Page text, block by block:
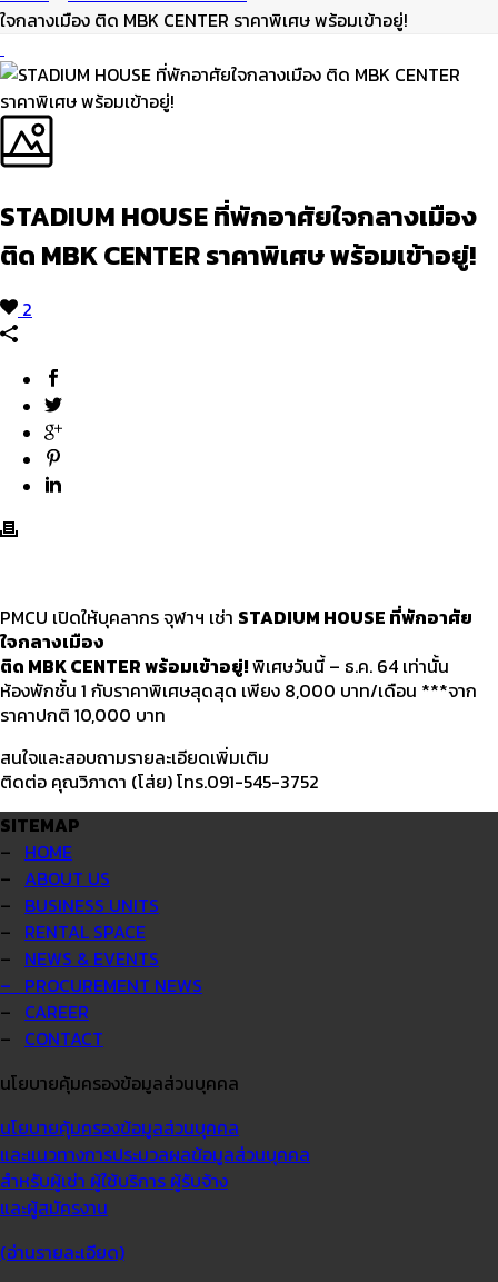
ใจกลางเมือง ติด MBK CENTER ราคาพิเศษ พร้อมเข้าอยู่!
STADIUM HOUSE ที่พักอาศัยใจกลางเมือง
ติด MBK CENTER ราคาพิเศษ พร้อมเข้าอยู่!
2
PMCU เปิดให้บุคลากร จุฬาฯ เช่า STADIUM HOUSE ที่พักอาศัย
ใจกลางเมือง
ติด MBK CENTER พร้อมเข้าอยู่!พิเศษวันนี้ – ธ.ค. 64 เท่านั้น
ห้องพักชั้น 1 กับราคาพิเศษสุดสุด เพียง 8,000 บาท/เดือน ***จาก
ราคาปกติ 10,000 บาท
สนใจและสอบถามรายละเอียดเพิ่มเติม
ติดต่อ คุณวิภาดา (โส่ย) โทร.091-545-3752
SITEMAP
– HOME
– ABOUT US
– BUSINESS UNITS
– RENTAL SPACE
– NEWS & EVENTS
– PROCUREMENT NEWS
– CAREER
– CONTACT
นโยบายคุ้มครองข้อมูลส่วนบุคคล
นโยบายคุ้มครองข้อมูลส่วนบุคคล
และแนวทางการประมวลผลข้อมูลส่วนบุคคล
สำหรับผู้เช่า ผู้ใช้บริการ ผู้รับจ้าง
และผู้สมัครงาน
(อ่านรายละเอียด)